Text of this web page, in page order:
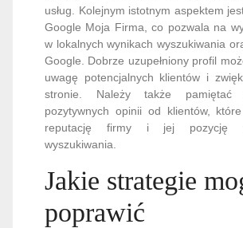
usług. Kolejnym istotnym aspektem
Google Moja Firma, co pozwala na
w lokalnych wynikach wyszukiwania
Google. Dobrze uzupełniony profil
uwagę potencjalnych klientów i
stronie. Należy także pamiętać
pozytywnych opinii od klientów,
reputację firmy i jej pozycję
wyszukiwania.
Jakie strategie
poprawić